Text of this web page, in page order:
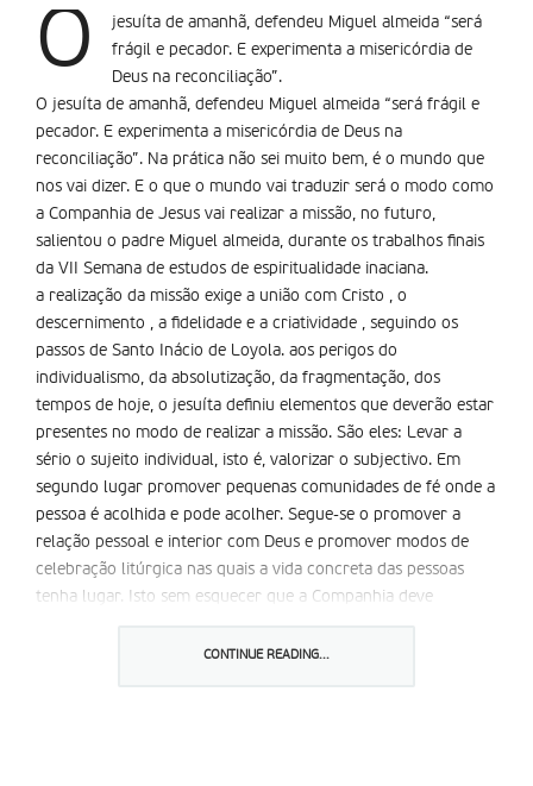
O
jesuíta de amanhã, defendeu Miguel almeida “será
frágil e pecador. E experimenta a misericórdia de
Deus na reconciliação”.
O jesuíta de amanhã, defendeu Miguel almeida “será frágil e
pecador. E experimenta a misericórdia de Deus na
reconciliação”. Na prática não sei muito bem, é o mundo que
nos vai dizer. E o que o mundo vai traduzir será o modo como
a Companhia de Jesus vai realizar a missão, no futuro,
salientou o padre Miguel almeida, durante os trabalhos finais
da VII Semana de estudos de espiritualidade inaciana.
a realização da missão exige a união com Cristo , o
descernimento , a fidelidade e a criatividade , seguindo os
passos de Santo Inácio de Loyola. aos perigos do
individualismo, da absolutização, da fragmentação, dos
tempos de hoje, o jesuíta definiu elementos que deverão estar
presentes no modo de realizar a missão. São eles: Levar a
sério o sujeito individual, isto é, valorizar o subjectivo. Em
segundo lugar promover pequenas comunidades de fé onde a
pessoa é acolhida e pode acolher. Segue-se o promover a
relação pessoal e interior com Deus e promover modos de
celebração litúrgica nas quais a vida concreta das pessoas
tenha lugar. Isto sem esquecer que a Companhia deve
pessoas pelo que são, sonham e esperam.
CONTINUE READING...